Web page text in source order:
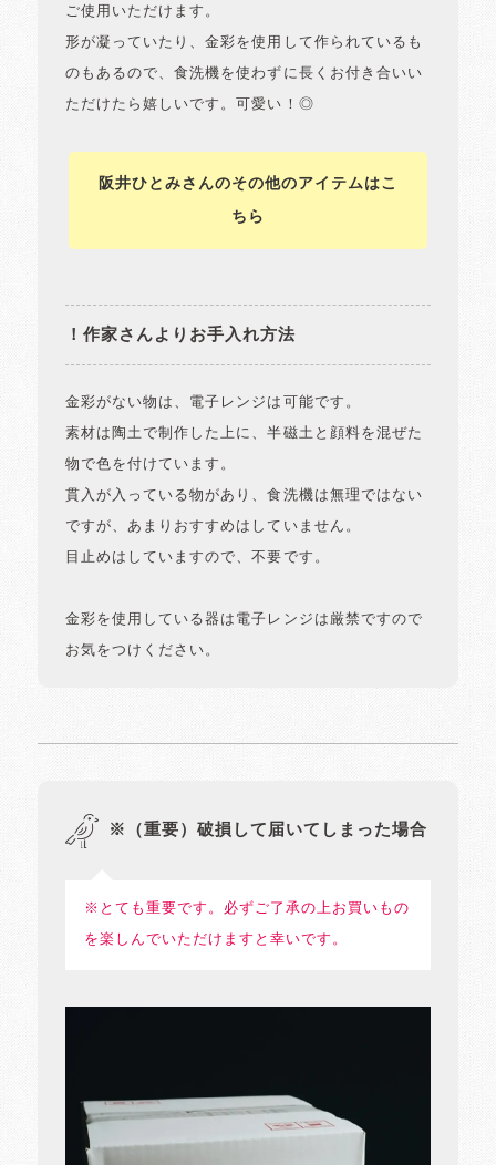
ご使用いただけます。
形が凝っていたり、金彩を使用して作られているも
のもあるので、食洗機を使わずに長くお付き合いい
ただけたら嬉しいです。可愛い！◎
阪井ひとみさんのその他のアイテムはこ
ちら
！作家さんよりお手入れ方法
金彩がない物は、電子レンジは可能です。
素材は陶土で制作した上に、半磁土と顔料を混ぜた
物で色を付けています。
貫入が入っている物があり、食洗機は無理ではない
ですが、あまりおすすめはしていません。
目止めはしていますので、不要です。
金彩を使用している器は電子レンジは厳禁ですので
お気をつけください。
※（重要）破損して届いてしまった場合
※とても重要です。必ずご了承の上お買いもの
を楽しんでいただけますと幸いです。